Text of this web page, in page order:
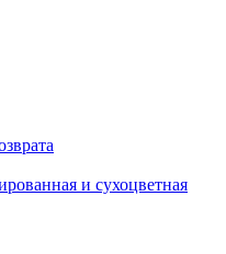
и сухоцветная